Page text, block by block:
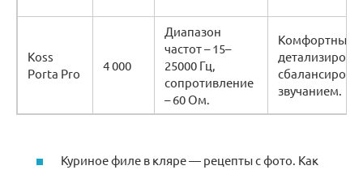
Koss
Porta Pro
4 000
Диапазон
частот – 15–
25000 Гц,
сопротивление
– 60 Ом.
Комфортные,
звучанием.
Куриное филе в кляре — рецепты с фото. Как